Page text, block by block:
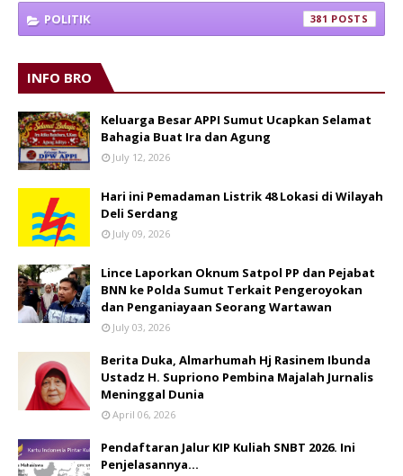
POLITIK 381
INFO BRO
Keluarga Besar APPI Sumut Ucapkan Selamat
Bahagia Buat Ira dan Agung
July 12, 2026
Hari ini Pemadaman Listrik 48 Lokasi di Wilayah
Deli Serdang
July 09, 2026
Lince Laporkan Oknum Satpol PP dan Pejabat
BNN ke Polda Sumut Terkait Pengeroyokan
dan Penganiayaan Seorang Wartawan
July 03, 2026
Berita Duka, Almarhumah Hj Rasinem Ibunda
Ustadz H. Supriono Pembina Majalah Jurnalis
Meninggal Dunia
April 06, 2026
Pendaftaran Jalur KIP Kuliah SNBT 2026. Ini
Penjelasannya…